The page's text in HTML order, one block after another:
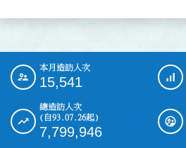
::: 本月造訪人次
15,541
總造訪人次
(自93.07.26起)
7,799,946